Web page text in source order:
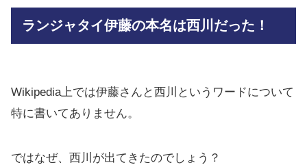
ランジャタイ伊藤の本名は西川だった！
Wikipedia上では伊藤さんと西川というワードについて
特に書いてありません。
ではなぜ、西川が出てきたのでしょう？